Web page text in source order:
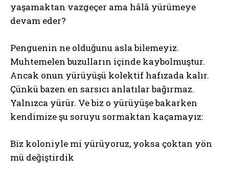
yaşamaktan vazgeçer ama hâlâ yürümeye
devam eder?
Penguenin ne olduğunu asla bilemeyiz.
Muhtemelen buzulların içinde kaybolmuştur.
Ancak onun yürüyüşü kolektif hafızada kalır.
Çünkü bazen en sarsıcı anlatılar bağırmaz.
Yalnızca yürür. Ve biz o yürüyüşe bakarken
kendimize şu soruyu sormaktan kaçamayız:
Biz koloniyle mi yürüyoruz, yoksa çoktan yön
mü değiştirdik